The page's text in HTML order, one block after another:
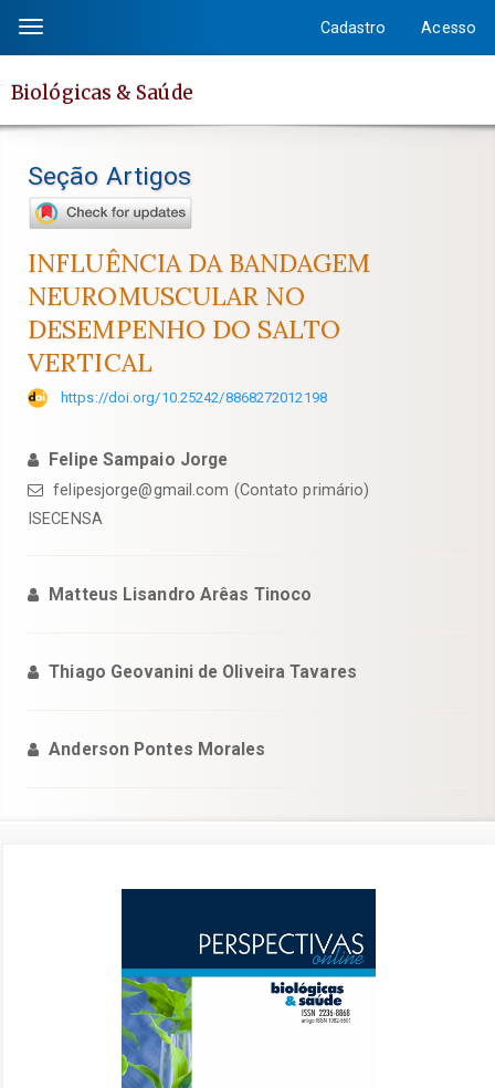
conteúdo
página
Navegação
Conteúdo
principal
Barra
Lateral
Toggle
navigation
Cadastro Acesso
Biológicas & Saúde
Seção Artigos
INFLUÊNCIA DA BANDAGEM
NEUROMUSCULAR NO
DESEMPENHO DO SALTO
VERTICAL
https://doi.org/10.25242/8868272012198
Felipe Sampaio Jorge
felipesjorge@gmail.com (Contato primário)
ISECENSA
Matteus Lisandro Arêas Tinoco
Thiago Geovanini de Oliveira Tavares
Anderson Pontes Morales